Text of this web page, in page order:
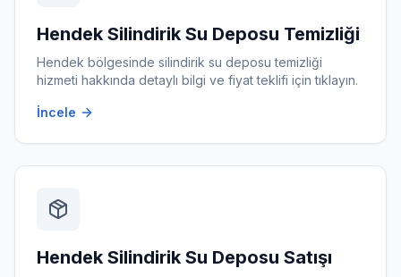
Hendek Silindirik Su Deposu Temizliği
Hendek bölgesinde silindirik su deposu temizliği
hizmeti hakkında detaylı bilgi ve fiyat teklifi için tıklayın.
İncele
Hendek Silindirik Su Deposu Satışı